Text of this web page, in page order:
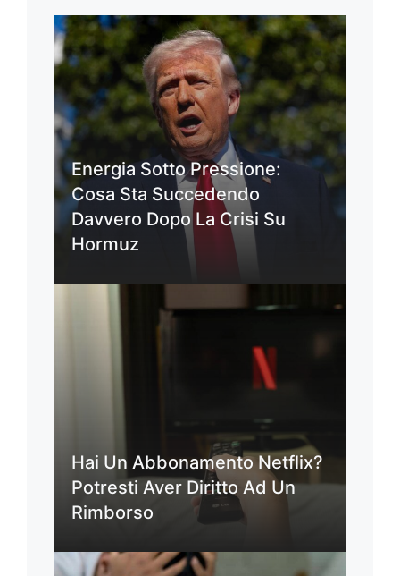
Energia Sotto Pressione:
Cosa Sta Succedendo
Davvero Dopo La Crisi Su
Hormuz
Hai Un Abbonamento Netflix?
Potresti Aver Diritto Ad Un
Rimborso